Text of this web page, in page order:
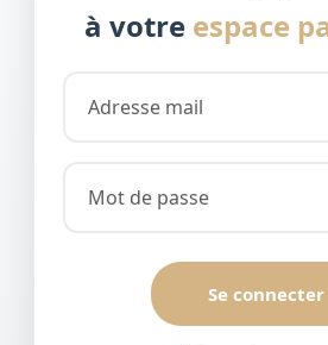
à votre espace
Se connecter